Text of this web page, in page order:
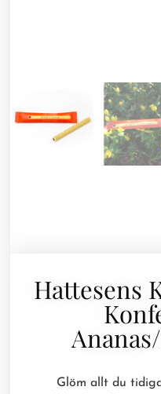
Hattesens
Glöm allt du